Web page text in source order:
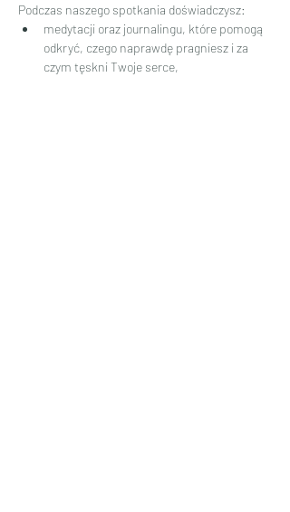
Podczas naszego spotkania doświadczysz:
medytacji oraz journalingu, które pomogą
odkryć, czego naprawdę pragniesz i za
czym tęskni Twoje serce,